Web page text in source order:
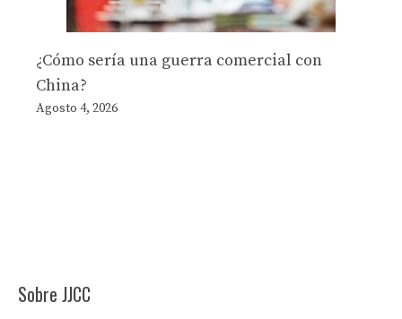
¿Cómo sería una guerra comercial con
China?
Agosto 4, 2026
Sobre JJCC